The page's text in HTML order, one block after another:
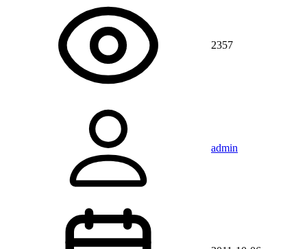
2357
admin